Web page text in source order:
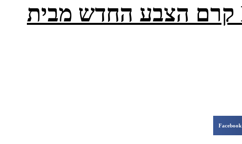
NECTRA COLOR קרם הצבע החדש מבית
Facebook